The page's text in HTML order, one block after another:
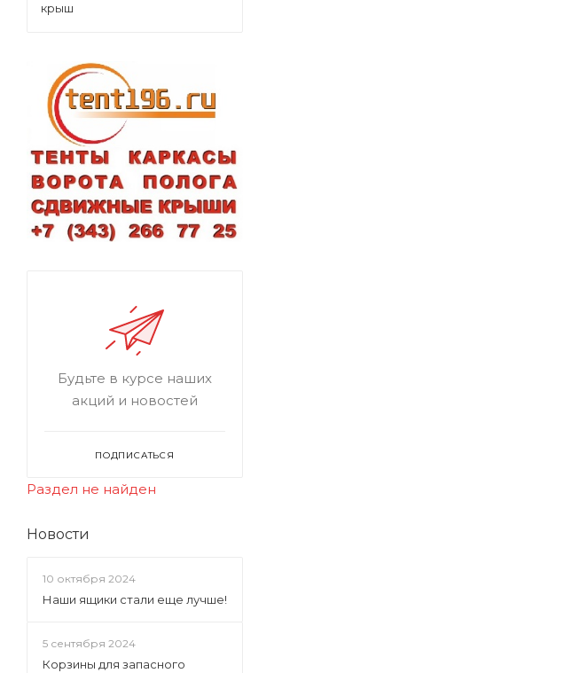
крыш
Будьте в курсе наших
акций и новостей
ПОДПИСАТЬСЯ
Раздел не найден
Новости
10 октября 2024
Наши ящики стали еще лучше!
5 сентября 2024
Корзины для запасного